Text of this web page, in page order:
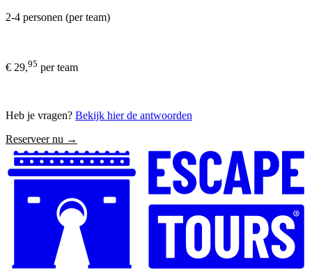
2-4 personen (per team)
€ 29,95 per team
Heb je vragen? Bekijk hier de antwoorden
Reserveer nu →